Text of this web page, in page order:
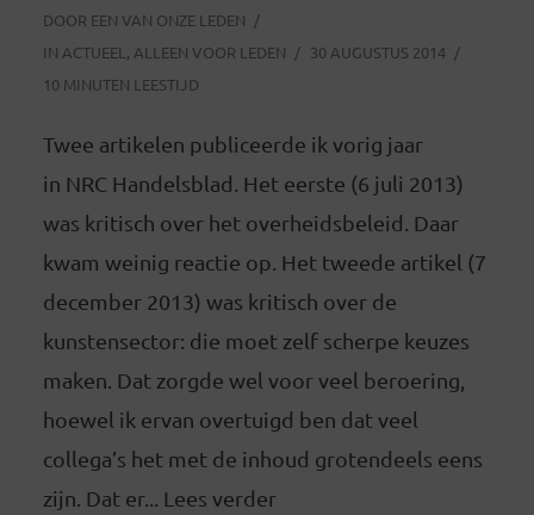
DOOR EEN VAN ONZE LEDEN
IN ACTUEEL , ALLEEN VOOR LEDEN
30 AUGUSTUS 2014
10 MINUTEN LEESTIJD
Twee artikelen publiceerde ik vorig jaar
in NRC Handelsblad. Het eerste (6 juli 2013)
was kritisch over het overheidsbeleid. Daar
kwam weinig reactie op. Het tweede artikel (7
december 2013) was kritisch over de
kunstensector: die moet zelf scherpe keuzes
maken. Dat zorgde wel voor veel beroering,
hoewel ik ervan overtuigd ben dat veel
collega’s het met de inhoud grotendeels eens
zijn. Dat er... Lees verder